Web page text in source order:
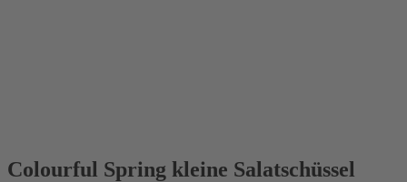
Colourful Spring kleine Salatschüssel